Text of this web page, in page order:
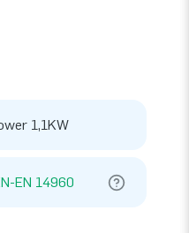
1,1KW
EN 14960